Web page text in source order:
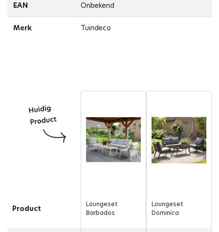
EAN Onbekend
Merk Tuindeco
Product
Loungeset
Barbados
Loungeset
Dominica